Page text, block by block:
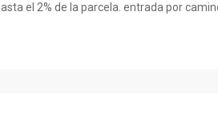
el 2% de la parcela. entrada por